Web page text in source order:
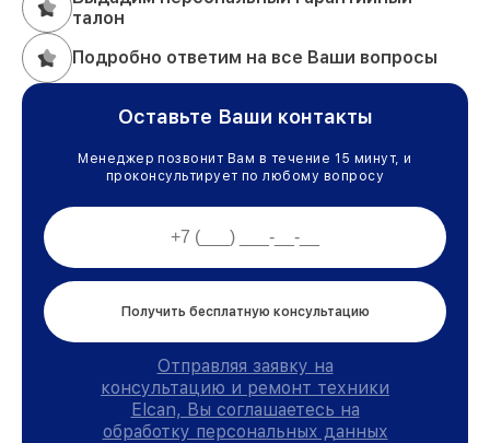
талон
Подробно ответим на все Ваши вопросы
Оставьте Ваши контакты
Менеджер позвонит Вам в течение 15 минут, и
проконсультирует по любому вопросу
Получить бесплатную консультацию
Отправляя заявку на
консультацию и ремонт техники
Elcan, Вы соглашаетесь на
обработку персональных данных